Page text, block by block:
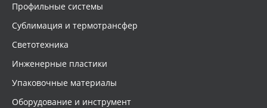
Профильные системы
Сублимация и термотрансфер
Светотехника
Инженерные пластики
Упаковочные материалы
Оборудование и инструмент